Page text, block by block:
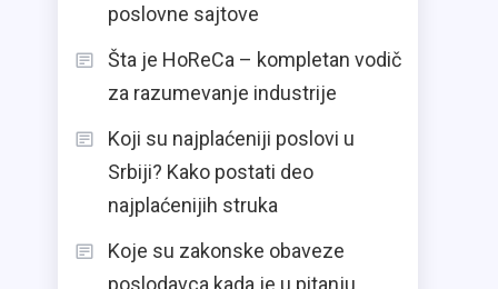
poslovne sajtove
Šta je HoReCa – kompletan vodič
za razumevanje industrije
Koji su najplaćeniji poslovi u
Srbiji? Kako postati deo
najplaćenijih struka
Koje su zakonske obaveze
poslodavca kada je u pitanju